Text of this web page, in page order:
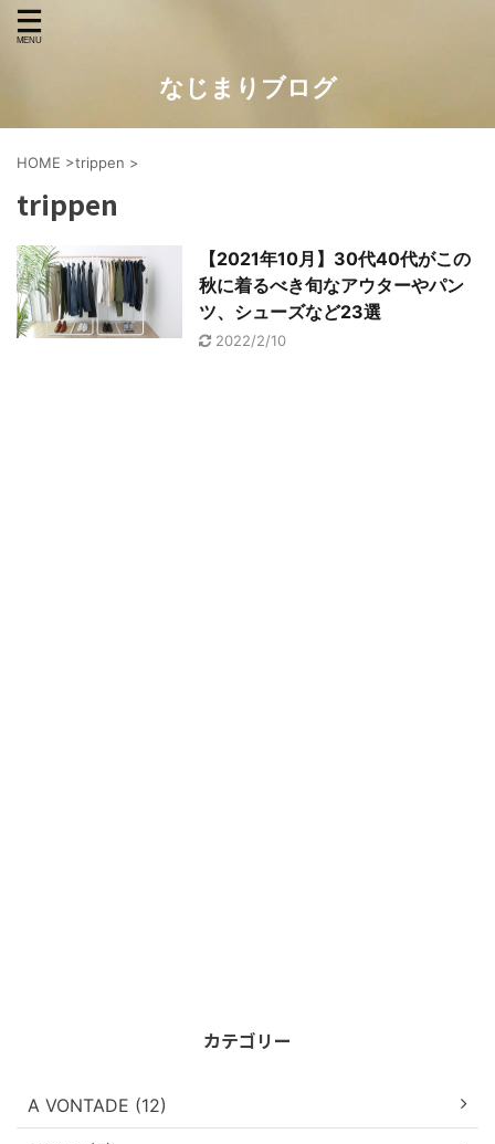
なじまりブログ
HOME >trippen >
trippen
【2021年10月】30代40代がこの
秋に着るべき旬なアウターやパン
ツ、シューズなど23選
2022/2/10
カテゴリー
A VONTADE (12)